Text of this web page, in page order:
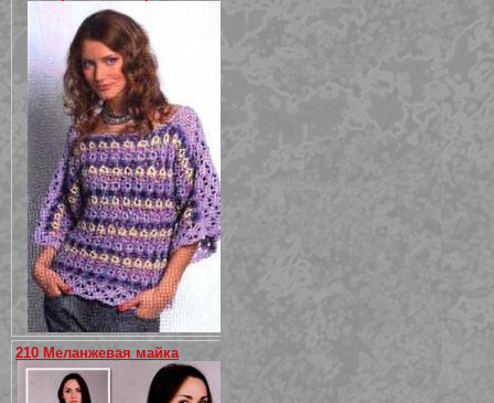
210 Меланжевая майка